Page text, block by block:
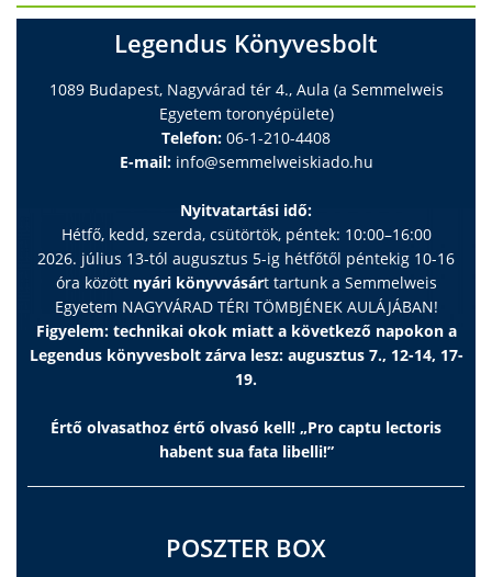
Legendus Könyvesbolt
1089 Budapest, Nagyvárad tér 4., Aula (a Semmelweis
Egyetem toronyépülete)
Telefon: 06-1-210-4408
E-mail: info@semmelweiskiado.hu
Nyitvatartási idő:
Hétfő, kedd, szerda, csütörtök, péntek: 10:00–16:00
2026. július 13-tól augusztus 5-ig hétfőtől péntekig 10-16
óra között nyári könyvvásárt tartunk a Semmelweis
Egyetem NAGYVÁRAD TÉRI TÖMBJÉNEK AULÁJÁBAN!
Figyelem: technikai okok miatt a következő napokon a
Legendus könyvesbolt zárva lesz: augusztus 7., 12-14, 17-
19.
Értő olvasathoz értő olvasó kell! „Pro captu lectoris
habent sua fata libelli!”
POSZTER BOX